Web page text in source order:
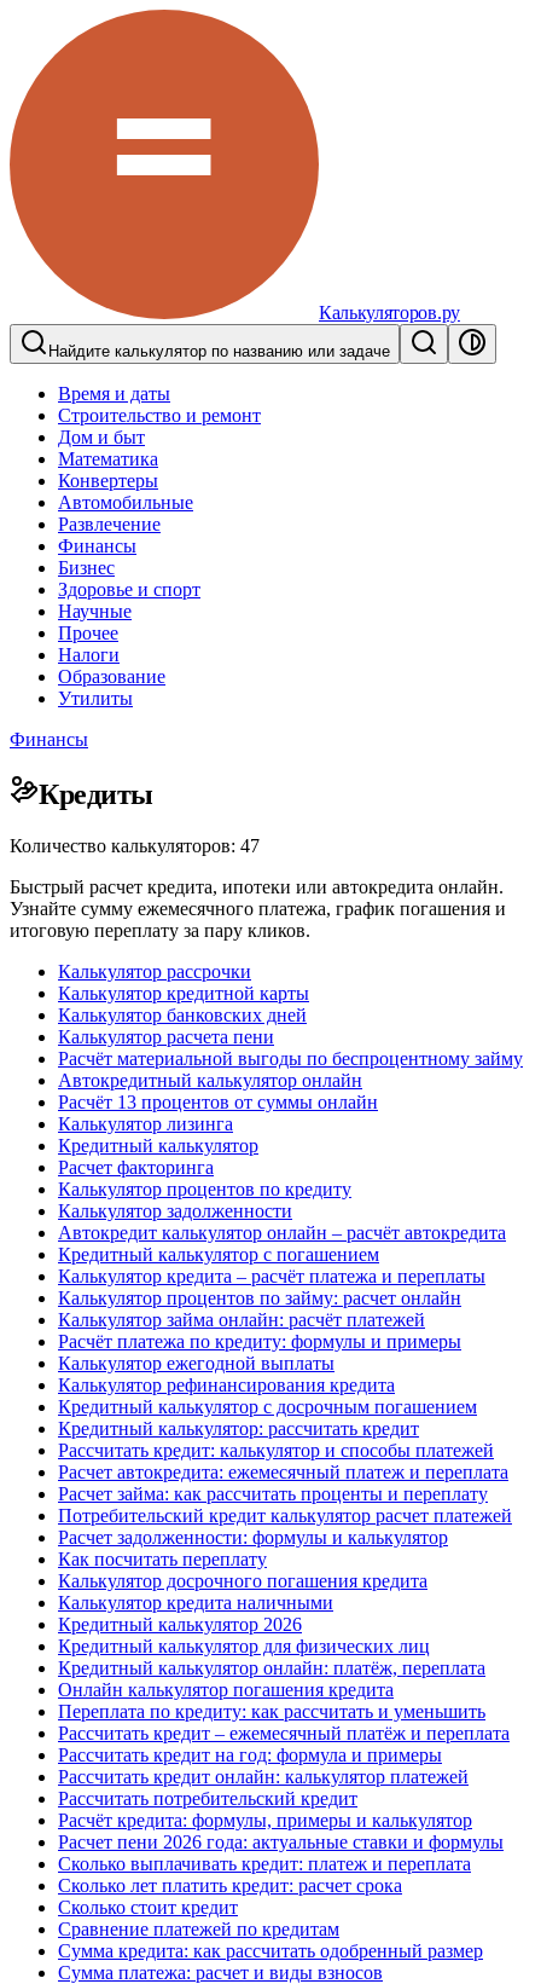
Калькуляторов.ру
Найдите калькулятор по названию или задаче
Время и даты
Строительство и ремонт
Дом и быт
Математика
Конвертеры
Автомобильные
Развлечение
Финансы
Бизнес
Здоровье и спорт
Научные
Прочее
Налоги
Образование
Утилиты
Финансы
Кредиты
Количество калькуляторов: 47
Быстрый расчет кредита, ипотеки или автокредита онлайн.
Узнайте сумму ежемесячного платежа, график погашения и
итоговую переплату за пару кликов.
Калькулятор рассрочки
Калькулятор кредитной карты
Калькулятор банковских дней
Калькулятор расчета пени
Расчёт материальной выгоды по беспроцентному займу
Автокредитный калькулятор онлайн
Расчёт 13 процентов от суммы онлайн
Калькулятор лизинга
Кредитный калькулятор
Расчет факторинга
Калькулятор процентов по кредиту
Калькулятор задолженности
Автокредит калькулятор онлайн – расчёт автокредита
Кредитный калькулятор с погашением
Калькулятор кредита – расчёт платежа и переплаты
Калькулятор процентов по займу: расчет онлайн
Калькулятор займа онлайн: расчёт платежей
Расчёт платежа по кредиту: формулы и примеры
Калькулятор ежегодной выплаты
Калькулятор рефинансирования кредита
Кредитный калькулятор с досрочным погашением
Кредитный калькулятор: рассчитать кредит
Рассчитать кредит: калькулятор и способы платежей
Расчет автокредита: ежемесячный платеж и переплата
Расчет займа: как рассчитать проценты и переплату
Потребительский кредит калькулятор расчет платежей
Расчет задолженности: формулы и калькулятор
Как посчитать переплату
Калькулятор досрочного погашения кредита
Калькулятор кредита наличными
Кредитный калькулятор 2026
Кредитный калькулятор для физических лиц
Кредитный калькулятор онлайн: платёж, переплата
Онлайн калькулятор погашения кредита
Переплата по кредиту: как рассчитать и уменьшить
Рассчитать кредит – ежемесячный платёж и переплата
Рассчитать кредит на год: формула и примеры
Рассчитать кредит онлайн: калькулятор платежей
Рассчитать потребительский кредит
Расчёт кредита: формулы, примеры и калькулятор
Расчет пени 2026 года: актуальные ставки и формулы
Сколько выплачивать кредит: платеж и переплата
Сколько лет платить кредит: расчет срока
Сколько стоит кредит
Сравнение платежей по кредитам
Сумма кредита: как рассчитать одобренный размер
Сумма платежа: расчет и виды взносов